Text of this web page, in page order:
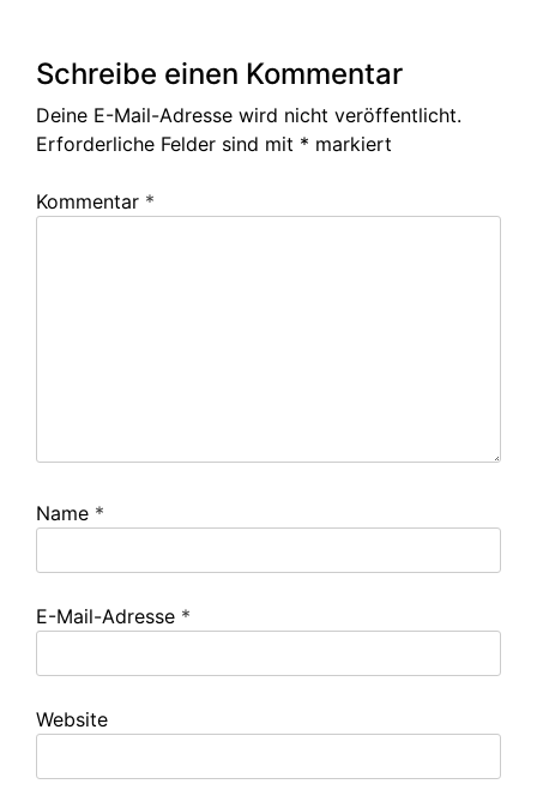
Schreibe einen Kommentar
Deine E-Mail-Adresse wird nicht veröffentlicht.
Erforderliche Felder sind mit * markiert
Kommentar *
Name *
E-Mail-Adresse *
Website